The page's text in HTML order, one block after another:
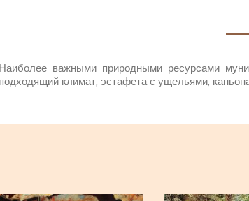
Наиболее важными природными ресурсами
подходящий климат, эстафета с ущельями,